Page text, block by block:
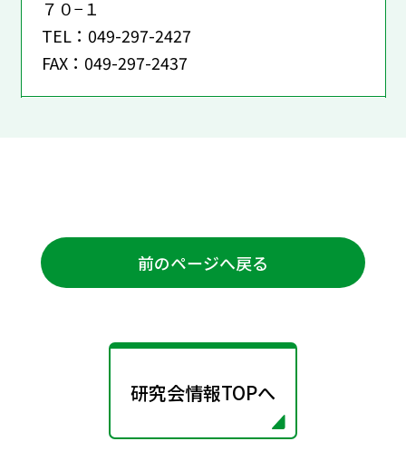
７０−１
TEL：049-297-2427
FAX：049-297-2437
前のページへ戻る
研究会情報TOPへ